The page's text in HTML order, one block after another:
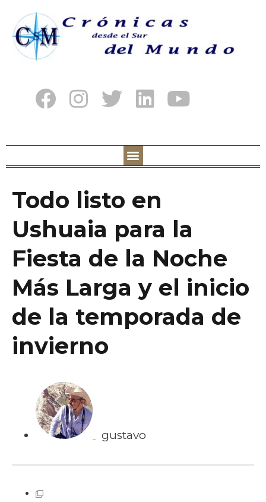
Todo listo en
Ushuaia para la
Fiesta de la Noche
Más Larga y el inicio
de la temporada de
invierno
gustavo